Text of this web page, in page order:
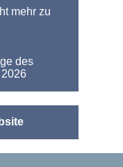
mehr zu
des